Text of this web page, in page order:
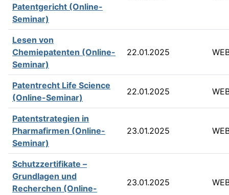
Patentgericht (Online-
Seminar)
Lesen von
Chemiepatenten (Online-
Seminar)
22.01.2025
Patentrecht Life Science
(Online-Seminar)
22.01.2025
Patentstrategien in
Pharmafirmen (Online-
Seminar)
23.01.2025
Schutzzertifikate –
Grundlagen und
Recherchen (Online-
23.01.2025